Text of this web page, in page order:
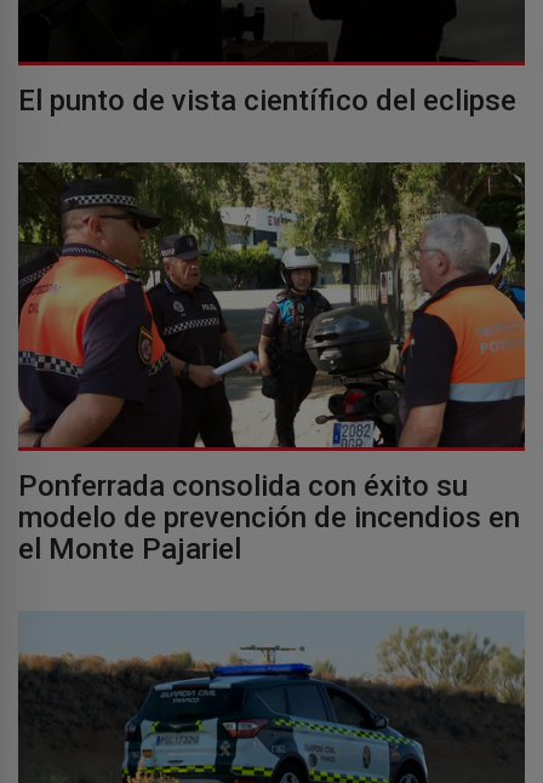
El punto de vista científico del eclipse
Ponferrada consolida con éxito su
modelo de prevención de incendios en
el Monte Pajariel